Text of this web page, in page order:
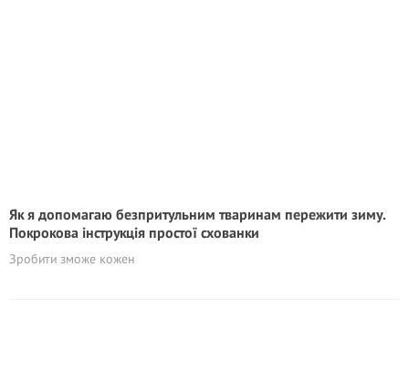
Як я допомагаю безпритульним тваринам пережити зиму.
Покрокова інструкція простої схованки
Зробити зможе кожен